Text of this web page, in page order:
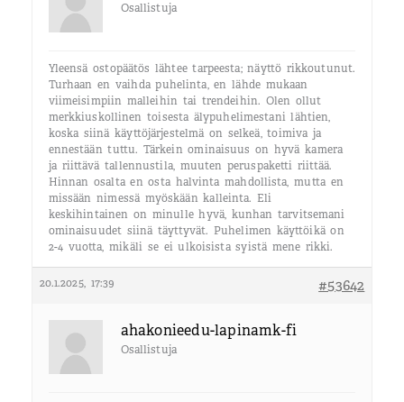
Osallistuja
Yleensä ostopäätös lähtee tarpeesta; näyttö rikkoutunut.
Turhaan en vaihda puhelinta, en lähde mukaan
viimeisimpiin malleihin tai trendeihin. Olen ollut
merkkiuskollinen toisesta älypuhelimestani lähtien,
koska siinä käyttöjärjestelmä on selkeä, toimiva ja
ennestään tuttu. Tärkein ominaisuus on hyvä kamera
ja riittävä tallennustila, muuten peruspaketti riittää.
Hinnan osalta en osta halvinta mahdollista, mutta en
missään nimessä myöskään kalleinta. Eli
keskihintainen on minulle hyvä, kunhan tarvitsemani
ominaisuudet siinä täyttyvät. Puhelimen käyttöikä on
2-4 vuotta, mikäli se ei ulkoisista syistä mene rikki.
20.1.2025, 17:39 #53642
ahakonieedu-lapinamk-fi
Osallistuja